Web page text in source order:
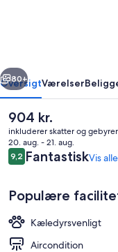
Næste
80+
OversigtVærelser
Den
nuværende
pris
er
904 kr.
904 kr.
inkluderer skatter og gebyrer
20. aug. - 21. aug.
Anmeldelser
9,29,2 ud af 10.
FantastiskVis
Populære
Kæledyrsvenligt
Aircondition